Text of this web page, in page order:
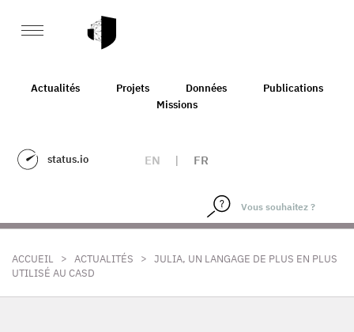
Actualités Projets Données
Publications
Missions
status.io EN | FR
ACCUEIL > ACTUALITÉS > JULIA, UN LANGAGE DE PLUS EN PLUS
UTILISÉ AU CASD